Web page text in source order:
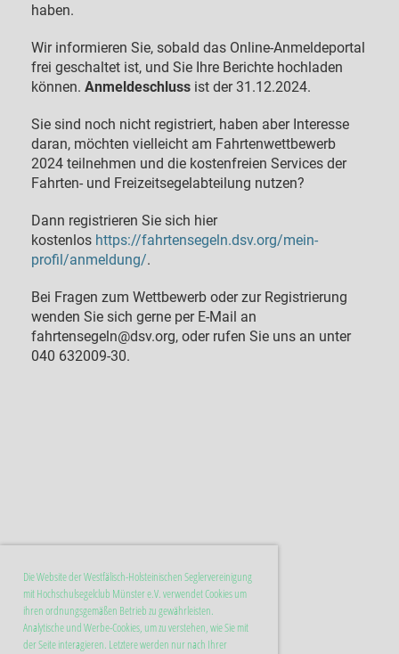
Die Website der Westfälisch-Holsteinischen Seglervereinigung
mit Hochschulsegelclub Münster e.V. verwendet Cookies um
ihren ordnungsgemäßen Betrieb zu gewährleisten.
Analytische und Werbe-Cookies, um zu verstehen, wie Sie mit
der Seite interagieren. Letztere werden nur nach Ihrer
haben.
Wir informieren Sie, sobald das Online-Anmeldeportal
frei geschaltet ist, und Sie Ihre Berichte hochladen
können. Anmeldeschluss ist der 31.12.2024.
Sie sind noch nicht registriert, haben aber Interesse
daran, möchten vielleicht am Fahrtenwettbewerb
2024 teilnehmen und die kostenfreien Services der
Fahrten- und Freizeitsegelabteilung nutzen?
Dann registrieren Sie sich hier
kostenlos https://fahrtensegeln.dsv.org/mein-
profil/anmeldung/.
Bei Fragen zum Wettbewerb oder zur Registrierung
wenden Sie sich gerne per E-Mail an
fahrtensegeln@dsv.org, oder rufen Sie uns an unter
040 632009-30.